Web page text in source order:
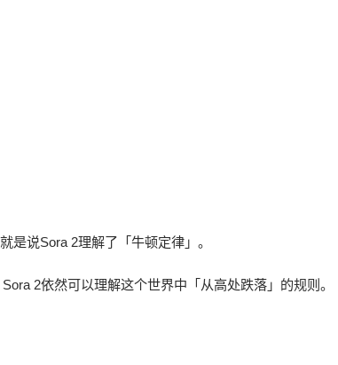
是说Sora 2理解了「牛顿定律」。
2依然可以理解这个世界中「从高处跌落」的规则。